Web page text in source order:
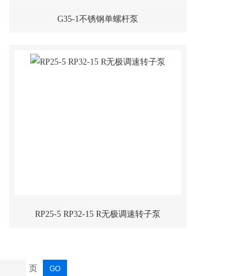
G35-1不锈钢单螺杆泵
RP25-5 RP32-15 R无极调速转子泵
页